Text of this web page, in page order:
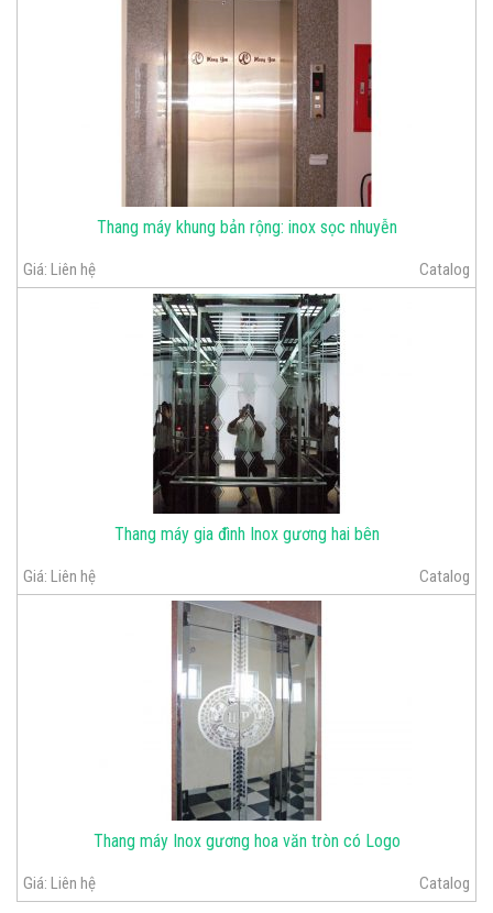
Thang máy khung bản rộng: inox sọc nhuyễn
Giá: Liên hệ Catalog
Thang máy gia đình Inox gương hai bên
Giá: Liên hệ Catalog
Thang máy Inox gương hoa văn tròn có Logo
Giá: Liên hệ Catalog